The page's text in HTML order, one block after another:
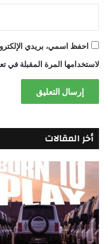
احفظ اسمي، بريدي
لاستخدامها المرة المقبلة في
أخر المقالات